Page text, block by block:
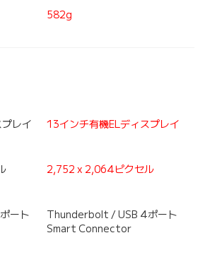
582g
レイ
13インチ有機ELディスプレイ
2,752 x 2,064ピクセル
ート
Thunderbolt / USB 4ポート
Smart Connector